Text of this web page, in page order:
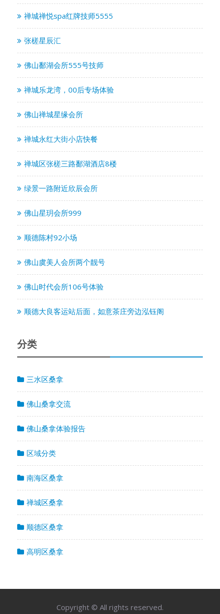
禅城禅悦spa红牌技师5555
张槎星辰汇
佛山鄱湖会所555号技师
禅城乐龙湾，00后专场体验
佛山禅城星缘会所
禅城永红大街小店快餐
禅城区张槎三路鄱湖酒店8楼
绿景一路附近欣辰会所
佛山星玥会所999
顺德陈村92小场
佛山虞美人会所两个靓号
佛山时代会所106号体验
顺德大良客运站后面，如意茶庄旁边泓钰阁
分类
三水区桑拿
佛山桑拿交流
佛山桑拿体验报告
区域分类
南海区桑拿
禅城区桑拿
顺德区桑拿
高明区桑拿
Copyright © All rights reserved.